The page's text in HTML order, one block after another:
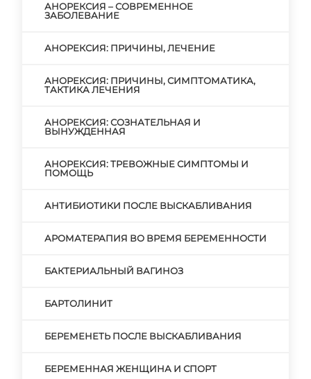
АНОРЕКСИЯ – СОВРЕМЕННОЕ
ЗАБОЛЕВАНИЕ
АНОРЕКСИЯ: ПРИЧИНЫ, ЛЕЧЕНИЕ
АНОРЕКСИЯ: ПРИЧИНЫ, СИМПТОМАТИКА,
ТАКТИКА ЛЕЧЕНИЯ
АНОРЕКСИЯ: СОЗНАТЕЛЬНАЯ И
ВЫНУЖДЕННАЯ
АНОРЕКСИЯ: ТРЕВОЖНЫЕ СИМПТОМЫ И
ПОМОЩЬ
АНТИБИОТИКИ ПОСЛЕ ВЫСКАБЛИВАНИЯ
АРОМАТЕРАПИЯ ВО ВРЕМЯ БЕРЕМЕННОСТИ
БАКТЕРИАЛЬНЫЙ ВАГИНОЗ
БАРТОЛИНИТ
БЕРЕМЕНЕТЬ ПОСЛЕ ВЫСКАБЛИВАНИЯ
БЕРЕМЕННАЯ ЖЕНЩИНА И СПОРТ